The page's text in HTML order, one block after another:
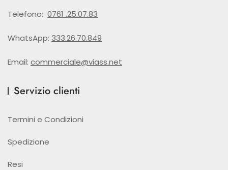
Telefono: 0761 .25.07.83
WhatsApp: 333.26.70.849
Email: commerciale@viass.net
Servizio clienti
Termini e Condizioni
Spedizione
Resi